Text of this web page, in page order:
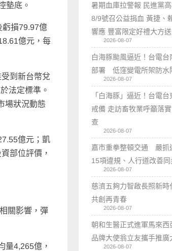
墊底。
虧損79.97億
億元，每
到新台幣兌
法定標準。
場狀況動態
億元；凱
部位評價，
關影響，彈
量4,265億，
暑期血庫拉警報 民進黨
8/9號召公益捐血 黃捷、
響應 豐富限定好禮大方送
2026-08-07
白海豚颱風逼近！台電台
部署 低窪變電所架防水
2026-08-07
「白海豚」逼近！台電
戒備 走訪畜牧業呼籲落
查
2026-08-07
嘉市重拳整頓交通 嚴抓
15項違規、人行道改善同
2026-08-07
慈濟五夠力智啟長照新時
共創再青春
2026-08-07
朝和生醫正式進軍馬來西
品牌大使翁立友攜手推廣
2026-08-07